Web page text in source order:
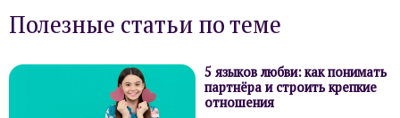
Полезные статьи по теме
5 языков любви: как понимать
партнёра и строить крепкие
отношения